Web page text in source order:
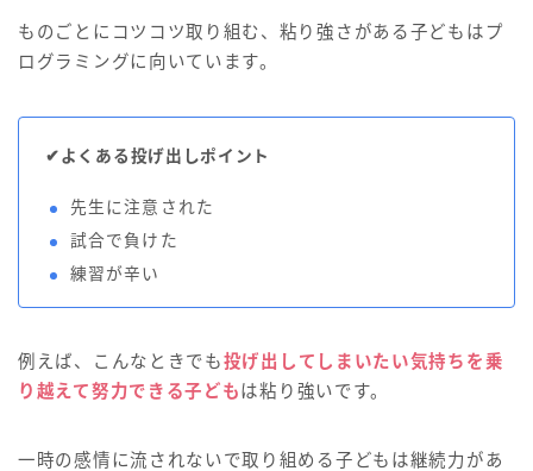
ものごとにコツコツ取り組む、粘り強さがある子どもはプ
ログラミングに向いています。
✔よくある投げ出しポイント
先生に注意された
試合で負けた
練習が辛い
例えば、こんなときでも投げ出してしまいたい気持ちを乗
り越えて努力できる子どもは粘り強いです。
一時の感情に流されないで取り組める子どもは継続力があ